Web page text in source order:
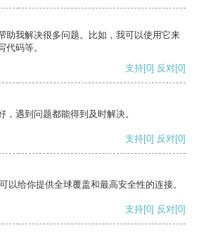
助我解决很多问题。比如，我可以使用它来
代码等。
支持[0] 反对[0]
遇到问题都能得到及时解决。
支持[0] 反对[0]
以给你提供全球覆盖和最高安全性的连接。
支持[0] 反对[0]